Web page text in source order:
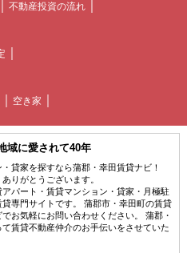
不動産投資の流れ
空き家
域に愛されて40年
貸家を探すなら蒲郡・幸田賃貸ナビ！
りがとうございます。
パート・賃貸マンション・貸家・月極駐
専門サイトです。 蒲郡市・幸田町の賃貸
お気軽にお問い合わせください。 蒲郡・
賃貸不動産仲介のお手伝いをさせていた